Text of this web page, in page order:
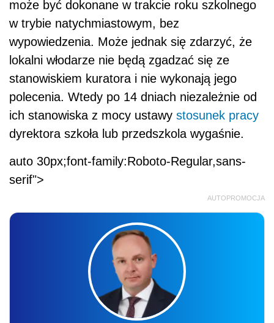
może być dokonane w trakcie roku szkolnego
w trybie natychmiastowym, bez
wypowiedzenia. Może jednak się zdarzyć, że
lokalni włodarze nie będą zgadzać się ze
stanowiskiem kuratora i nie wykonają jego
polecenia. Wtedy po 14 dniach niezależnie od
ich stanowiska z mocy ustawy stosunek pracy
dyrektora szkoła lub przedszkola wygaśnie.
auto 30px;font-family:Roboto-Regular,sans-
serif">
AUTOPROMOCJA